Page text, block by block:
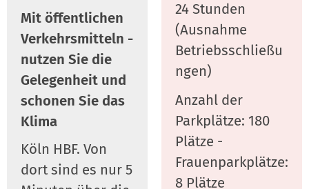
Mit öffentlichen
Verkehrsmitteln -
nutzen Sie die
Gelegenheit und
schonen Sie das
Klima
Köln HBF. Von
dort sind es nur 5
24 Stunden
(Ausnahme
Betriebsschließu
ngen)
Anzahl der
Parkplätze: 180
Plätze -
Frauenparkplätze:
8 Plätze